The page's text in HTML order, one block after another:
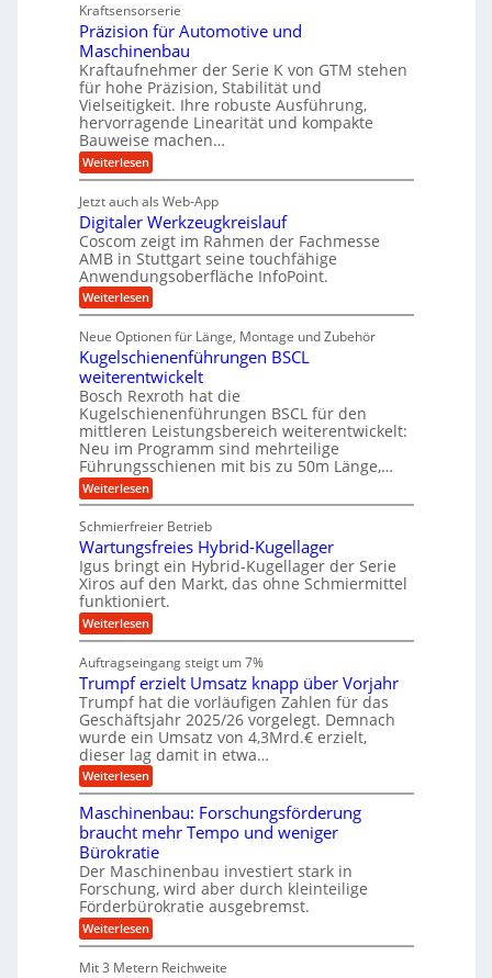
i
n
d
e
t
r
i
e
b
e
f
ü
r
r
a
e
U
m
g
e
b
u
n
g
e
n
n
d
A
u
f
t
r
a
s
e
i
n
g
a
n
g
l
o
s
e
,
w
e
n
i
g
e
r
S
t
e
l
e
n
h
n
s
t
a
n
g
e
n
g
e
t
r
i
e
b
e
f
ü
r
r
ä
z
i
s
e
H
u
b
b
e
w
e
g
u
n
g
e
n
Kraftsensorserie
Präzision für Automotive und
Maschinenbau
Kraftaufnehmer der Serie K von GTM stehen
für hohe Präzision, Stabilität und
Vielseitigkeit. Ihre robuste Ausführung,
hervorragende Linearität und kompakte
Bauweise machen…
Weiterlesen:
P
ä
z
i
s
i
o
n
f
r
A
u
t
o
m
o
t
i
v
e
n
d
M
a
s
c
h
i
e
n
b
a
u
Jetzt auch als Web-App
Digitaler Werkzeugkreislauf
Coscom zeigt im Rahmen der Fachmesse
AMB in Stuttgart seine touchfähige
Anwendungsoberfläche InfoPoint.
Weiterlesen:
D
g
i
t
a
l
e
r
W
e
r
k
z
e
u
g
k
r
e
i
s
a
u
f
Neue Optionen für Länge, Montage und Zubehör
Kugelschienenführungen BSCL
weiterentwickelt
Bosch Rexroth hat die
Kugelschienenführungen BSCL für den
mittleren Leistungsbereich weiterentwickelt:
Neu im Programm sind mehrteilige
Führungsschienen mit bis zu 50m Länge,…
Weiterlesen:
K
g
e
l
s
c
h
i
e
e
n
f
ü
h
r
u
n
g
e
n
B
S
C
L
w
e
i
t
e
Schmierfreier Betrieb
Wartungsfreies Hybrid-Kugellager
Igus bringt ein Hybrid-Kugellager der Serie
Xiros auf den Markt, das ohne Schmiermittel
funktioniert.
Weiterlesen:
W
r
t
u
n
g
s
f
r
e
i
e
s
H
y
b
r
i
d
-
Auftragseingang steigt um 7%
Trumpf erzielt Umsatz knapp über Vorjahr
Trumpf hat die vorläufigen Zahlen für das
Geschäftsjahr 2025/26 vorgelegt. Demnach
wurde ein Umsatz von 4,3Mrd.€ erzielt,
dieser lag damit in etwa…
Weiterlesen:
T
u
m
p
f
e
r
z
i
e
t
Maschinenbau: Forschungsförderung
braucht mehr Tempo und weniger
Bürokratie
Der Maschinenbau investiert stark in
Forschung, wird aber durch kleinteilige
Förderbürokratie ausgebremst.
Weiterlesen:
M
s
Mit 3 Metern Reichweite